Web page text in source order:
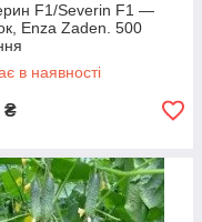
F1/Severin F1 —
Enza Zaden. 500
в наявності
₴